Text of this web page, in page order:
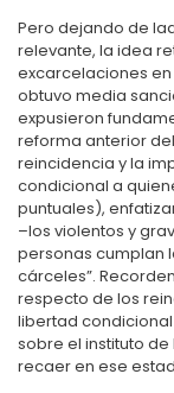
Pero dejando de
relevante, la idea
excarcelaciones
obtuvo media
expusieron
reforma anterior
reincidencia y la
condicional a
puntuales),
–los violentos y
personas cumplan
cárceles”.
respecto de los
libertad
sobre el instituto
recaer en ese